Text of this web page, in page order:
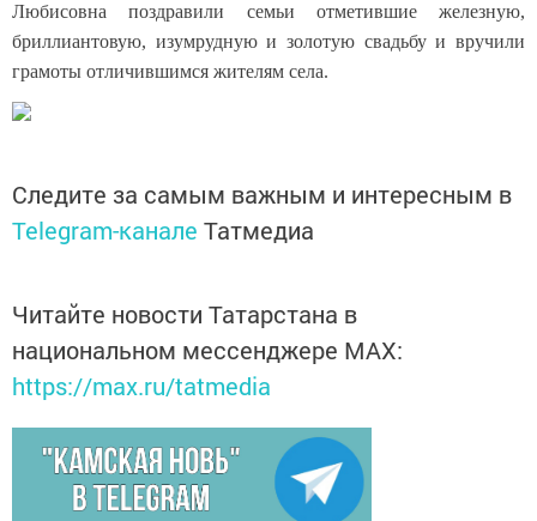
Любисовна поздравили семьи отметившие железную,
бриллиантовую, изумрудную и золотую свадьбу и вручили
грамоты отличившимся жителям села.
Следите за самым важным и интересным в
Telegram-канале Татмедиа
Читайте новости Татарстана в
национальном мессенджере MАХ:
https://max.ru/tatmedia